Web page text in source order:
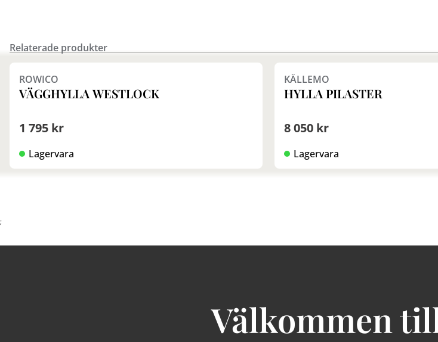
Relaterade produkter Finns i fler val (2)
ROWICO
VÄGGHYLLA WESTLOCK
1 795 kr
Lagervara
KÄLLEMO
HYLLA PILASTER
8 050 kr
Lagervara
;
Välkommen